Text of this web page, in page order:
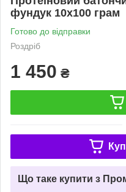
фундук 10х100 грам
Готово до відправки
Роздріб
1 450 ₴
Що таке купити з